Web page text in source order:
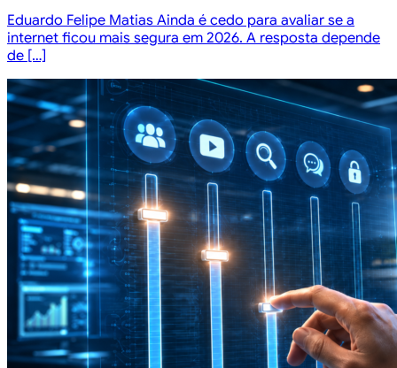
Eduardo Felipe Matias Ainda é cedo para avaliar se a
internet ficou mais segura em 2026. A resposta depende
de […]